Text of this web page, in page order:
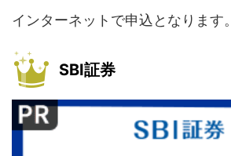
インターネットで申込となります。
SBI証券